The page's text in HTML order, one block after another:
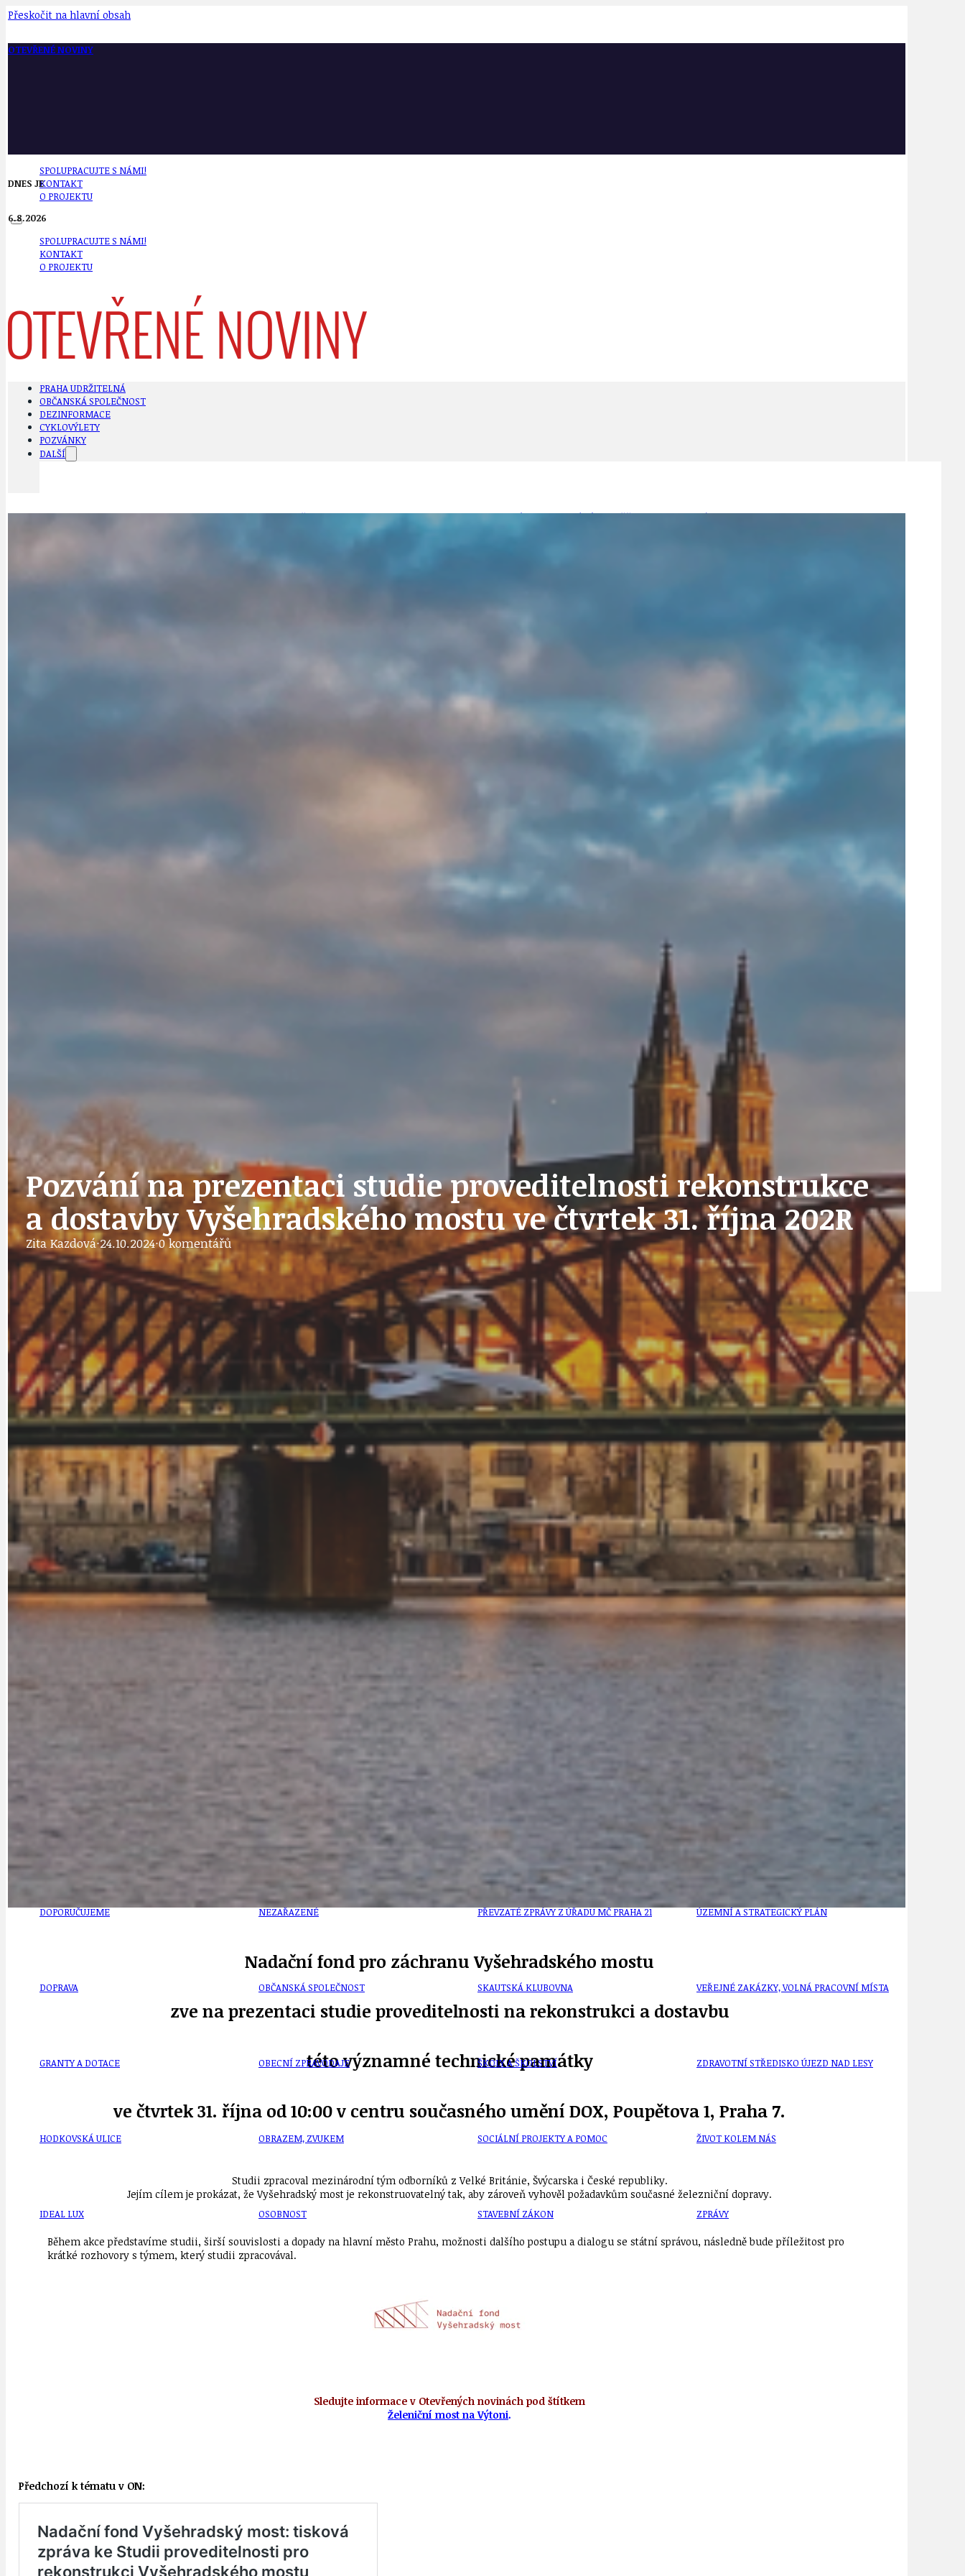
Přeskočit na hlavní obsah
OTEVŘENÉ NOVINY
SPOLUPRACUJTE S NÁMI!
KONTAKT
O PROJEKTU
SPOLUPRACUJTE S NÁMI!
KONTAKT
O PROJEKTU
DNES JE
6.8.2026
PRAHA UDRŽITELNÁ
OBČANSKÁ SPOLEČNOST
DEZINFORMACE
CYKLOVÝLETY
POZVÁNKY
DALŠÍ
AKTUALITY
HODKOVSKÁ ULICE
IDEAL LUX
JEDNOU VĚTOU
OBRAZEM, ZVUKEM
OSOBNOST
PETICE, VÝZVY, HLASOVÁNÍ, SOUTĚŽE
PŘELOŽKA I/12 A STAVBA 511
SOCIÁLNÍ PROJEKTY A POMOC
STAVEBNÍ ZÁKON
TÉMA
ÚZEMNÍ A STRATEGICKÝ PLÁN
VEŘEJNÉ ZAKÁZKY, VOLNÁ PRACOVNÍ MÍSTA
ŽIVOT KOLEM NÁS
ZPRÁVY
PRAHA UDRŽITELNÁ
OBČANSKÁ SPOLEČNOST
DEZINFORMACE
CYKLOVÝLETY
POZVÁNKY
DALŠÍ
AKTUALITY
BÁSNĚ. FEJETONY. SATIRA
CYKLOVÝLETY
DATA A VÝROČÍ
DOBRÉ ZPRÁVY
DOPORUČUJEME
DOPRAVA
GRANTY A DOTACE
HODKOVSKÁ ULICE
IDEAL LUX
JEDNOU VĚTOU
KRUHOVÝ OBJEZD V KOLODĚJÍCH
KULTURNÍ MOZAIKA
NÁDRAŽÍ PRAHA - KLÁNOVICE A PARKOVÁNÍ
NEZAŘAZENÉ
OBČANSKÁ SPOLEČNOST
OBECNÍ ZPRAVODAJE
OBRAZEM, ZVUKEM
OSOBNOST
PETICE, VÝZVY, HLASOVÁNÍ, SOUTĚŽE
POZVÁNKY
PŘEVZATÉ ZPRÁVY Z ÚŘADU MČ PRAHA 21
SKAUTSKÁ KLUBOVNA
ŠKOLY A ŠKOLSTVÍ
SOCIÁLNÍ PROJEKTY A POMOC
STAVEBNÍ ZÁKON
TÉMATA SPÍCÍ
UDRŽITELNOST
ÚJEZDSKÉ JEDNOSMĚRKY
ÚJEZDSKÝ ZPRAVODAJ
ÚZEMNÍ A STRATEGICKÝ PLÁN
VEŘEJNÉ ZAKÁZKY, VOLNÁ PRACOVNÍ MÍSTA
ZDRAVOTNÍ STŘEDISKO ÚJEZD NAD LESY
ŽIVOT KOLEM NÁS
ZPRÁVY
Pozvání na prezentaci studie proveditelnosti rekonstrukce
a dostavby Vyšehradského mostu ve čtvrtek 31. října 202R
Zita Kazdová·24.10.2024·0 komentářů
Nadační fond pro záchranu Vyšehradského mostu
zve na prezentaci studie proveditelnosti na rekonstrukci a dostavbu
této významné technické památky
ve čtvrtek 31. října od 10:00 v centru současného umění DOX, Poupětova 1, Praha 7.
Studii zpracoval mezinárodní tým odborníků z Velké Británie, Švýcarska i České republiky.
Jejím cílem je prokázat, že Vyšehradský most je rekonstruovatelný tak, aby zároveň vyhověl požadavkům současné železniční dopravy.
Během akce představíme studii, širší souvislosti a dopady na hlavní město Prahu, možnosti dalšího postupu a dialogu se státní správou, následně bude příležitost pro
krátké rozhovory s týmem, který studii zpracovával.
Sledujte informace v Otevřených novinách pod štítkem
Želeniční most na Výtoni.
Předchozí k tématu v ON: